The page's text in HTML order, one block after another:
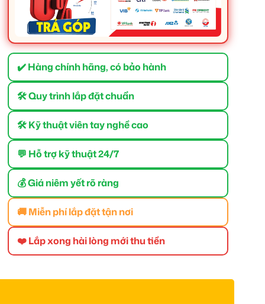
✔️ Hàng chính hãng, có bảo hành
🛠 Quy trình lắp đặt chuẩn
🛠 Kỹ thuật viên tay nghề cao
💬 Hỗ trợ kỹ thuật 24/7
💰 Giá niêm yết rõ ràng
🚚 Miễn phí lắp đặt tận nơi
❤️ Lắp xong hài lòng mới thu tiền